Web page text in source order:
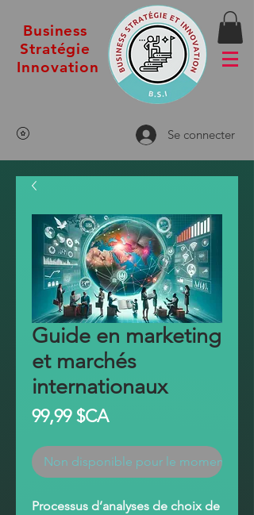
Business
Stratégie
Innovation
Se connecter
Guide en marketing
et marchés
internationaux
99,99 $CAPrix
Non disponible pour le moment
Processus d’analyses de choix de